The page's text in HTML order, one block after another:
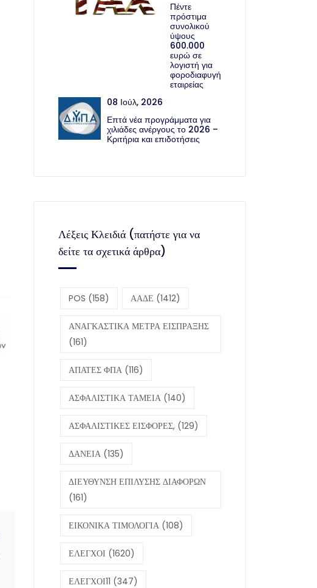
Πέντε
πρόστιμα
συνολικού
ύψους
600.000
ευρώ σε
λογιστή για
φοροδιαφυγή
εταιρείας
08 Ιούλ, 2026
Επτά νέα προγράμματα για
χιλιάδες ανέργους το 2026 –
Κριτήρια και επιδοτήσεις
Λέξεις Κλειδιά (πατήστε για να
δείτε τα σχετικά άρθρα)
POS (158) ΑΑΔΕ (1412)
ΑΝΑΓΚΑΣΤΙΚΑ ΜΕΤΡΑ ΕΙΣΠΡΑΞΗΣ
(161)
ΑΠΑΤΕΣ ΦΠΑ (116)
ΑΣΦΑΛΙΣΤΙΚΑ ΤΑΜΕΙΑ (140)
ΑΣΦΑΛΙΣΤΙΚΕΣ ΕΙΣΦΟΡΕΣ, (129)
ΔΑΝΕΙΑ (135)
ΔΙΕΥΘΥΝΣΗ ΕΠΙΛΥΣΗΣ ΔΙΑΦΟΡΩΝ
(161)
ΕΙΚΟΝΙΚΑ ΤΙΜΟΛΟΓΙΑ (108)
ΕΛΕΓΧΟΙ (1620)
ΕΛΕΓΧΟΙ11 (347)